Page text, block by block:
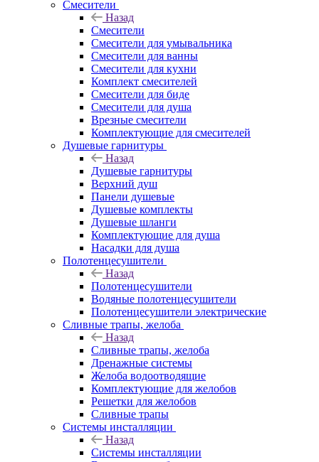
Смесители
Назад
Смесители
Смесители для умывальника
Смесители для ванны
Смесители для кухни
Комплект смесителей
Смесители для биде
Смесители для душа
Врезные смесители
Комплектующие для смесителей
Душевые гарнитуры
Назад
Душевые гарнитуры
Верхний душ
Панели душевые
Душевые комплекты
Душевые шланги
Комплектующие для душа
Насадки для душа
Полотенцесушители
Назад
Полотенцесушители
Водяные полотенцесушители
Полотенцесушители электрические
Сливные трапы, желоба
Назад
Сливные трапы, желоба
Дренажные системы
Желоба водоотводящие
Комплектующие для желобов
Решетки для желобов
Сливные трапы
Системы инсталляции
Назад
Системы инсталляции